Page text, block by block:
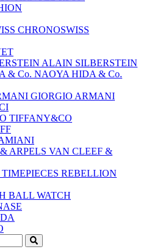
CHRONOSWISS
ALAIN SILBERSTEIN
NAOYA HIDA & Co.
GIORGIO ARMANI
TIFFANY&CO
VAN CLEEF &
REBELLION
BALL WATCH